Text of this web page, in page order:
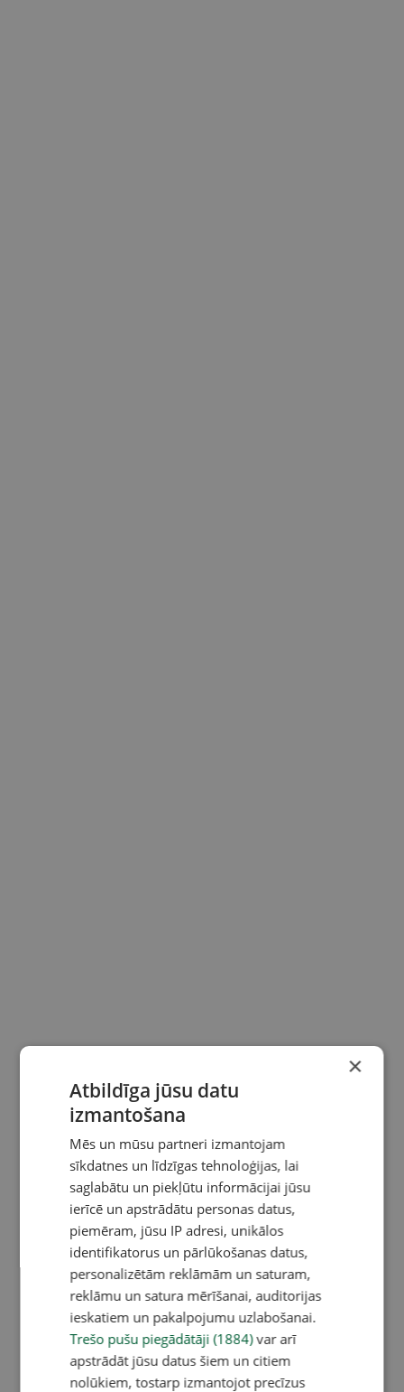
×
Atbildīga jūsu datu
izmantošana
Mēs un mūsu partneri izmantojam
sīkdatnes un līdzīgas tehnoloģijas, lai
saglabātu un piekļūtu informācijai jūsu
ierīcē un apstrādātu personas datus,
piemēram, jūsu IP adresi, unikālos
identifikatorus un pārlūkošanas datus,
personalizētām reklāmām un saturam,
reklāmu un satura mērīšanai, auditorijas
ieskatiem un pakalpojumu uzlabošanai.
Trešo pušu piegādātāji (1884)var arī
apstrādāt jūsu datus šiem un citiem
nolūkiem, tostarp izmantojot precīzus